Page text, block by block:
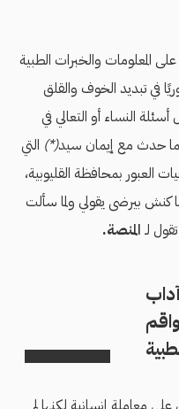
المعلومات والخبرات الطبية
في تبديد الخوف والقلق
النساء أو التعالي في
حدث مع إيمان سيد(*) التي
العبور بمحافظة القليوبية،
كنش بيرضى يقولي ولما سألت
لـ المنصة.